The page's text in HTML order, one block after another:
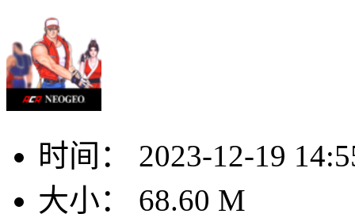
时间：
2023-12-19
大小：
68.60 M